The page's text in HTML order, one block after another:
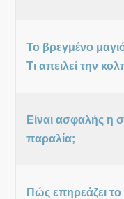
Το βρεγμένο
Τι απειλεί την
Είναι ασφαλής η
παραλία;
Πώς επηρεάζει το